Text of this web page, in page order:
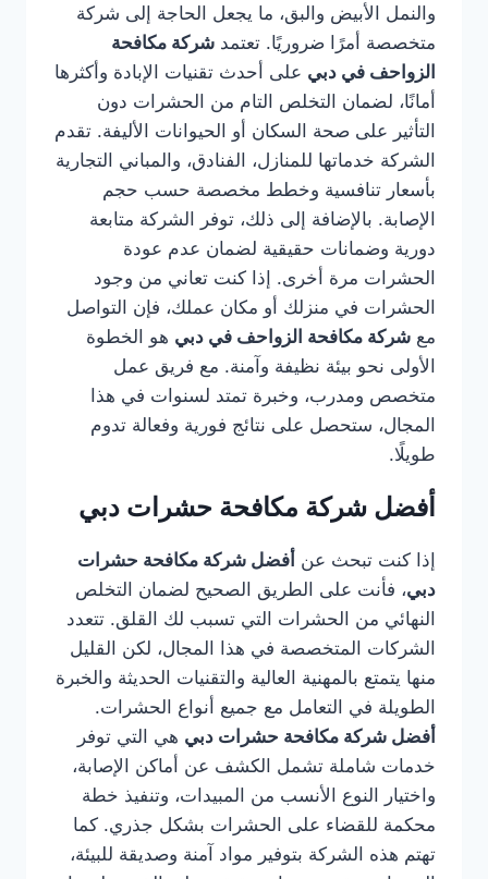
والنمل الأبيض والبق، ما يجعل الحاجة إلى شركة
متخصصة أمرًا ضروريًا. تعتمد شركة مكافحة
الزواحف في دبي على أحدث تقنيات الإبادة وأكثرها
أمانًا، لضمان التخلص التام من الحشرات دون
التأثير على صحة السكان أو الحيوانات الأليفة. تقدم
الشركة خدماتها للمنازل، الفنادق، والمباني التجارية
بأسعار تنافسية وخطط مخصصة حسب حجم
الإصابة. بالإضافة إلى ذلك، توفر الشركة متابعة
دورية وضمانات حقيقية لضمان عدم عودة
الحشرات مرة أخرى. إذا كنت تعاني من وجود
الحشرات في منزلك أو مكان عملك، فإن التواصل
مع شركة مكافحة الزواحف في دبي هو الخطوة
الأولى نحو بيئة نظيفة وآمنة. مع فريق عمل
متخصص ومدرب، وخبرة تمتد لسنوات في هذا
المجال، ستحصل على نتائج فورية وفعالة تدوم
طويلًا.
أفضل شركة مكافحة حشرات دبي
إذا كنت تبحث عن أفضل شركة مكافحة حشرات
دبي، فأنت على الطريق الصحيح لضمان التخلص
النهائي من الحشرات التي تسبب لك القلق. تتعدد
الشركات المتخصصة في هذا المجال، لكن القليل
منها يتمتع بالمهنية العالية والتقنيات الحديثة والخبرة
الطويلة في التعامل مع جميع أنواع الحشرات.
أفضل شركة مكافحة حشرات دبي هي التي توفر
خدمات شاملة تشمل الكشف عن أماكن الإصابة،
واختيار النوع الأنسب من المبيدات، وتنفيذ خطة
محكمة للقضاء على الحشرات بشكل جذري. كما
تهتم هذه الشركة بتوفير مواد آمنة وصديقة للبيئة،